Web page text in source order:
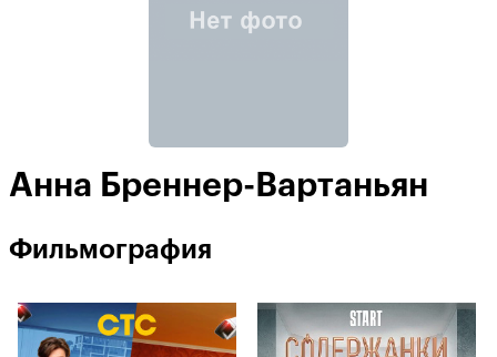
Анна Бреннер-Вартаньян
Фильмография